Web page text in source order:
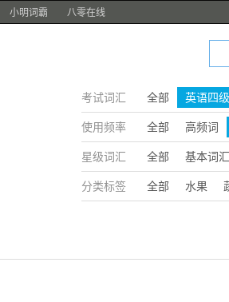
小明词霸 八零在线
考试词汇 全部 英语四
使用频率 全部 高频词
星级词汇 全部 基本词汇
分类标签 全部 水果